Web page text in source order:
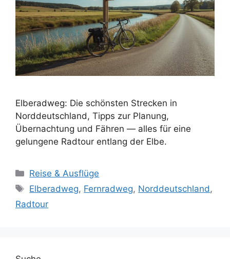
Elberadweg: Die schönsten Strecken in
Norddeutschland, Tipps zur Planung,
Übernachtung und Fähren — alles für eine
gelungene Radtour entlang der Elbe.
Kategorien
Reise & Ausflüge
Schlagwörter
Elberadweg, Fernradweg, Norddeutschland ,
Radtour